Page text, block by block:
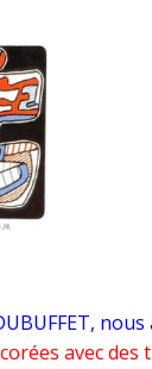
avec